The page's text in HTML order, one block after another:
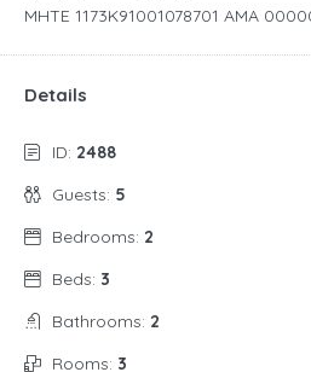
MHTE 1173K91001078701 AMA
Details
ID: 2488
Guests: 5
Bedrooms: 2
Beds: 3
Bathrooms: 2
Rooms: 3